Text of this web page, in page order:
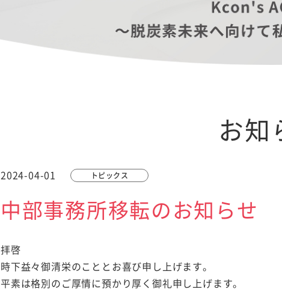
お知
2024-04-01 トピックス
中部事務所移転のお知らせ
拝啓
時下益々御清栄のこととお喜び申し上げます。
平素は格別のご厚情に預かり厚く御礼申し上げます。